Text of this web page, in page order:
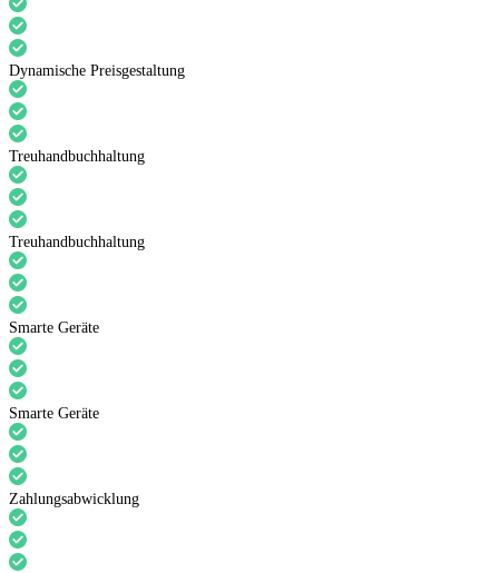
Dynamische Preisgestaltung
Treuhandbuchhaltung
Treuhandbuchhaltung
Smarte Geräte
Smarte Geräte
Zahlungsabwicklung